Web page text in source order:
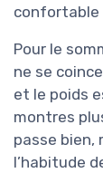
confortable
Pour le
ne se
et le poids
montres
passe bien,
l’habitude